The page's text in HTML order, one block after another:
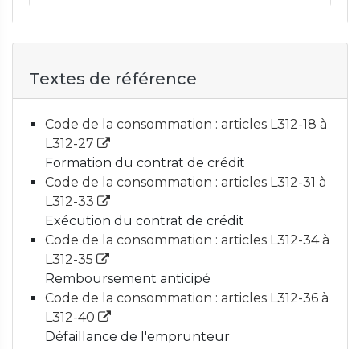
Textes de référence
Code de la consommation : articles L312-18 à
L312-27
Formation du contrat de crédit
Code de la consommation : articles L312-31 à
L312-33
Exécution du contrat de crédit
Code de la consommation : articles L312-34 à
L312-35
Remboursement anticipé
Code de la consommation : articles L312-36 à
L312-40
Défaillance de l'emprunteur